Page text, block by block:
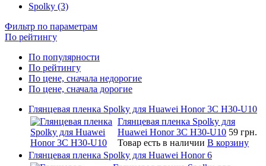
Spolky (3)
Фильтр по параметрам
По рейтингу
По популярности
По рейтингу
По цене, сначала недорогие
По цене, сначала дорогие
Глянцевая пленка Spolky для Huawei Honor 3C H30-U10
Глянцевая пленка Spolky для
Huawei Honor 3C H30-U10 59 грн.
Товар есть в наличии В корзину
Глянцевая пленка Spolky для Huawei Honor 6